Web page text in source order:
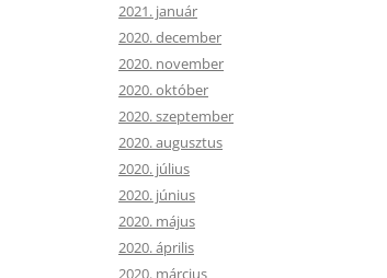
2021. január
2020. december
2020. november
2020. október
2020. szeptember
2020. augusztus
2020. július
2020. június
2020. május
2020. április
2020. március